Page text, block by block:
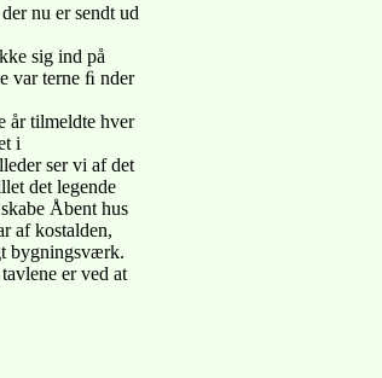
nu er sendt ud
sig ind på
var terne ﬁ nder
år tilmeldte hver
i
ser vi af det
det legende
Åbent hus
af kostalden,
bygningsværk.
er ved at